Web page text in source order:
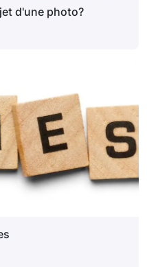
d'une photo?